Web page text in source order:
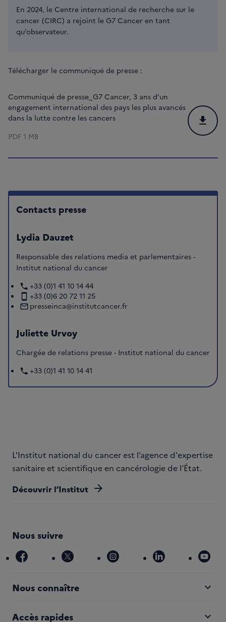
En 2024, le Centre international de recherche sur le
cancer (CIRC) a rejoint le G7 Cancer en tant
qu’observateur.
Télécharger le communiqué de presse :
Communiqué de presse_G7 Cancer, 3 ans d’un
engagement international des pays les plus avancés
dans la lutte contre les cancers
PDF 1 MB
Contacts presse
Lydia Dauzet
Responsable des relations media et parlementaires -
Institut national du cancer
+33 (0)1 41 10 14 44
+33 (0)6 20 72 11 25
presseinca@institutcancer.fr
Juliette Urvoy
Chargée de relations presse - Institut national du cancer
+33 (0)1 41 10 14 41
L'Institut national du cancer est l’agence d'expertise
sanitaire et scientifique en cancérologie de l’État.
Découvrir l’Institut arrow_forward
Nous suivre
facebook x instagram linkedin
Nous connaître expand_more
Accès rapides expand_more